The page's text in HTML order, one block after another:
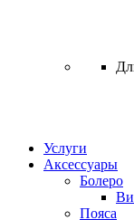
Услуги
Аксессуары
Болеро
Пояса